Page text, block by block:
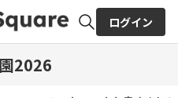
ログイン
2026